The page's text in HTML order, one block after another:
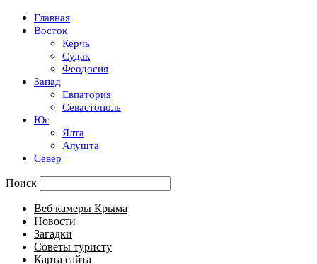
Главная
Восток
Керчь
Судак
Феодосия
Запад
Евпатория
Севастополь
Юг
Ялта
Алушта
Север
Поиск
Веб камеры Крыма
Новости
Загадки
Советы туристу
Карта сайта